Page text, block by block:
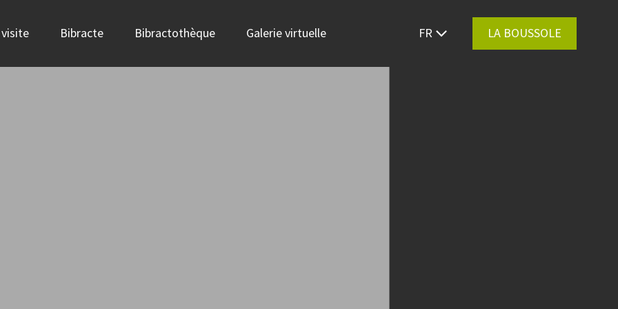
Bibracte Bibractothèque Galerie virtuelle FR LA BOUSSOLE